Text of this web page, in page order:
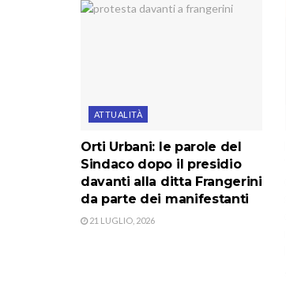
ATTUALITÀ
Orti Urbani: le parole del
Sindaco dopo il presidio
davanti alla ditta Frangerini
da parte dei manifestanti
21 LUGLIO, 2026